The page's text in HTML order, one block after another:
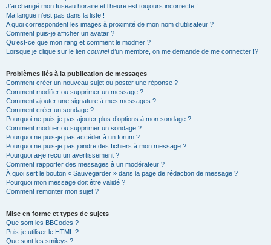
J’ai changé mon fuseau horaire et l’heure est toujours incorrecte !
Ma langue n’est pas dans la liste !
A quoi correspondent les images à proximité de mon nom d’utilisateur ?
Comment puis-je afficher un avatar ?
Qu’est-ce que mon rang et comment le modifier ?
Lorsque je clique sur le lien courrield’un membre, on me demande de me connecter !?
Problèmes liés à la publication de messages
Comment créer un nouveau sujet ou poster une réponse ?
Comment modifier ou supprimer un message ?
Comment ajouter une signature à mes messages ?
Comment créer un sondage ?
Pourquoi ne puis-je pas ajouter plus d’options à mon sondage ?
Comment modifier ou supprimer un sondage ?
Pourquoi ne puis-je pas accéder à un forum ?
Pourquoi ne puis-je pas joindre des fichiers à mon message ?
Pourquoi ai-je reçu un avertissement ?
Comment rapporter des messages à un modérateur ?
À quoi sert le bouton « Sauvegarder » dans la page de rédaction de message ?
Pourquoi mon message doit être validé ?
Comment remonter mon sujet ?
Mise en forme et types de sujets
Que sont les BBCodes ?
Puis-je utiliser le HTML ?
Que sont les smileys ?